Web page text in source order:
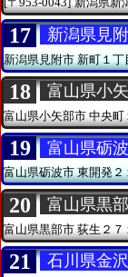
17 新潟県見
新潟県見附市新町１丁
18 富山県小
富山県小矢部市 中央町
19 富山県砺
富山県砺波市東開発２
20 富山県黒
富山県黒部市 荻生２７
21 石川県金